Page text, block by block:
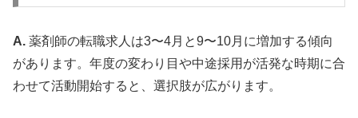
A. 薬剤師の転職求人は3〜4月と9〜10月に増加する傾向
があります。年度の変わり目や中途採用が活発な時期に合
わせて活動開始すると、選択肢が広がります。